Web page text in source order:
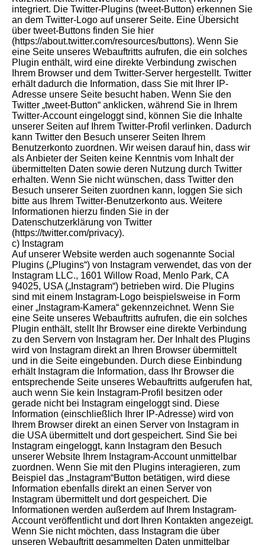
integriert. Die Twitter-Plugins (tweet-Button) erkennen Sie
an dem Twitter-Logo auf unserer Seite. Eine Übersicht
über tweet-Buttons finden Sie hier
(https://about.twitter.com/resources/buttons). Wenn Sie
eine Seite unseres Webauftritts aufrufen, die ein solches
Plugin enthält, wird eine direkte Verbindung zwischen
Ihrem Browser und dem Twitter-Server hergestellt. Twitter
erhält dadurch die Information, dass Sie mit Ihrer IP-
Adresse unsere Seite besucht haben. Wenn Sie den
Twitter „tweet-Button“ anklicken, während Sie in Ihrem
Twitter-Account eingeloggt sind, können Sie die Inhalte
unserer Seiten auf Ihrem Twitter-Profil verlinken. Dadurch
kann Twitter den Besuch unserer Seiten Ihrem
Benutzerkonto zuordnen. Wir weisen darauf hin, dass wir
als Anbieter der Seiten keine Kenntnis vom Inhalt der
übermittelten Daten sowie deren Nutzung durch Twitter
erhalten. Wenn Sie nicht wünschen, dass Twitter den
Besuch unserer Seiten zuordnen kann, loggen Sie sich
bitte aus Ihrem Twitter-Benutzerkonto aus. Weitere
Informationen hierzu finden Sie in der
Datenschutzerklärung von Twitter
(https://twitter.com/privacy).
c) Instagram
Auf unserer Website werden auch sogenannte Social
Plugins („Plugins“) von Instagram verwendet, das von der
Instagram LLC., 1601 Willow Road, Menlo Park, CA
94025, USA („Instagram“) betrieben wird. Die Plugins
sind mit einem Instagram-Logo beispielsweise in Form
einer „Instagram-Kamera“ gekennzeichnet. Wenn Sie
eine Seite unseres Webauftritts aufrufen, die ein solches
Plugin enthält, stellt Ihr Browser eine direkte Verbindung
zu den Servern von Instagram her. Der Inhalt des Plugins
wird von Instagram direkt an Ihren Browser übermittelt
und in die Seite eingebunden. Durch diese Einbindung
erhält Instagram die Information, dass Ihr Browser die
entsprechende Seite unseres Webauftritts aufgerufen hat,
auch wenn Sie kein Instagram-Profil besitzen oder
gerade nicht bei Instagram eingeloggt sind. Diese
Information (einschließlich Ihrer IP-Adresse) wird von
Ihrem Browser direkt an einen Server von Instagram in
die USA übermittelt und dort gespeichert. Sind Sie bei
Instagram eingeloggt, kann Instagram den Besuch
unserer Website Ihrem Instagram-Account unmittelbar
zuordnen. Wenn Sie mit den Plugins interagieren, zum
Beispiel das „Instagram“Button betätigen, wird diese
Information ebenfalls direkt an einen Server von
Instagram übermittelt und dort gespeichert. Die
Informationen werden außerdem auf Ihrem Instagram-
Account veröffentlicht und dort Ihren Kontakten angezeigt.
Wenn Sie nicht möchten, dass Instagram die über
unseren Webauftritt gesammelten Daten unmittelbar